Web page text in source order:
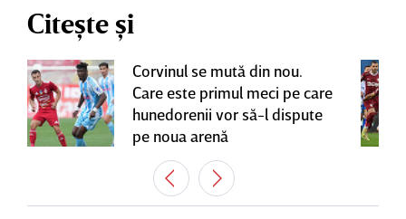
Citește și
Corvinul se mută din nou.
Care este primul meci pe care
hunedorenii vor să-l dispute
pe noua arenă